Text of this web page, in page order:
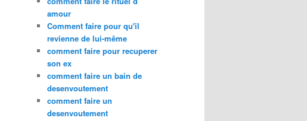
amour
Comment faire pour qu'il
revienne de lui-même
comment faire pour recuperer
son ex
comment faire un bain de
desenvoutement
comment faire un
desenvoutement